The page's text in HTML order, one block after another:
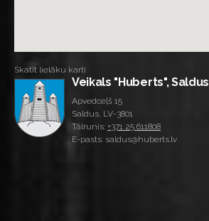
Skatīt lielāku karti
Veikals "Huberts", Saldus
Apvedceļš 15
Saldus, LV-3801
Tālrunis: +371 25 611808
E-pasts: saldus@huberts.lv